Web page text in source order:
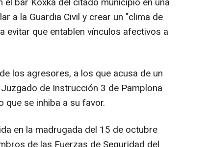
a la Guardia Civil y crear un "clima de
evitar que entablen vínculos afectivos a
los agresores, a los que acusa de un
de Instrucción 3 de Pamplona
que se inhiba a su favor.
en la madrugada del 15 de octubre